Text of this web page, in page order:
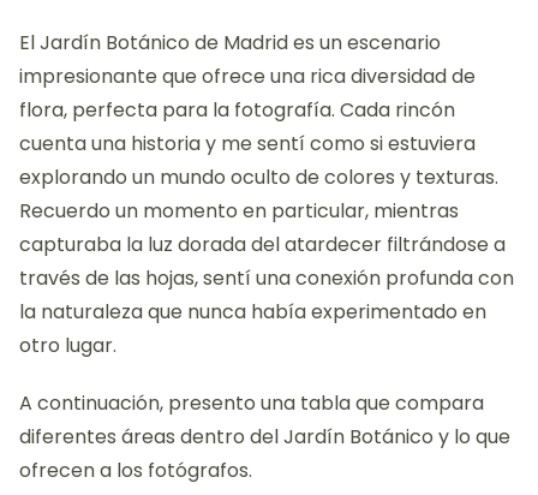
El Jardín Botánico de Madrid es un escenario
impresionante que ofrece una rica diversidad de
flora, perfecta para la fotografía. Cada rincón
cuenta una historia y me sentí como si estuviera
explorando un mundo oculto de colores y texturas.
Recuerdo un momento en particular, mientras
capturaba la luz dorada del atardecer filtrándose a
través de las hojas, sentí una conexión profunda con
la naturaleza que nunca había experimentado en
otro lugar.
A continuación, presento una tabla que compara
diferentes áreas dentro del Jardín Botánico y lo que
ofrecen a los fotógrafos.